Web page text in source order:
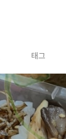
태그